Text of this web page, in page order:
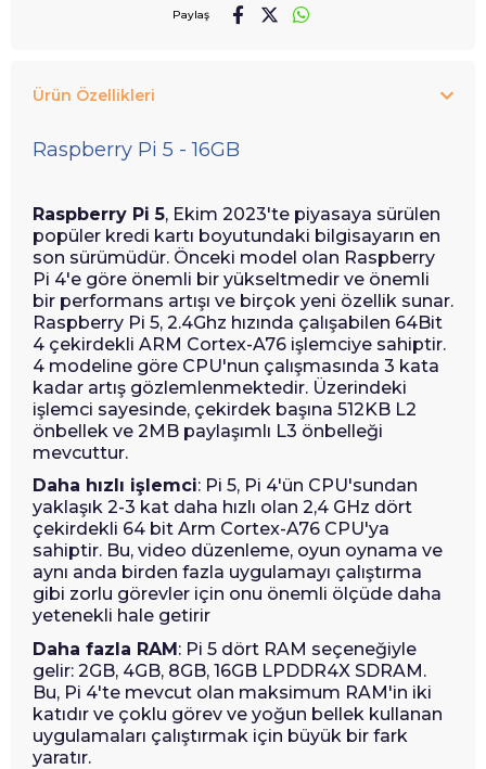
Paylaş
Ürün Özellikleri
Raspberry Pi 5 - 16GB
Raspberry Pi 5, Ekim 2023'te piyasaya sürülen
popüler kredi kartı boyutundaki bilgisayarın en
son sürümüdür. Önceki model olan Raspberry
Pi 4'e göre önemli bir yükseltmedir ve önemli
bir performans artışı ve birçok yeni özellik sunar.
Raspberry Pi 5, 2.4Ghz hızında çalışabilen 64Bit
4 çekirdekli ARM Cortex-A76 işlemciye sahiptir.
4 modeline göre CPU'nun çalışmasında 3 kata
kadar artış gözlemlenmektedir. Üzerindeki
işlemci sayesinde, çekirdek başına 512KB L2
önbellek ve 2MB paylaşımlı L3 önbelleği
mevcuttur.
Daha hızlı işlemci: Pi 5, Pi 4'ün CPU'sundan
yaklaşık 2-3 kat daha hızlı olan 2,4 GHz dört
çekirdekli 64 bit Arm Cortex-A76 CPU'ya
sahiptir. Bu, video düzenleme, oyun oynama ve
aynı anda birden fazla uygulamayı çalıştırma
gibi zorlu görevler için onu önemli ölçüde daha
yetenekli hale getirir
Daha fazla RAM: Pi 5 dört RAM seçeneğiyle
gelir: 2GB, 4GB, 8GB, 16GB LPDDR4X SDRAM.
Bu, Pi 4'te mevcut olan maksimum RAM'in iki
katıdır ve çoklu görev ve yoğun bellek kullanan
uygulamaları çalıştırmak için büyük bir fark
yaratır.